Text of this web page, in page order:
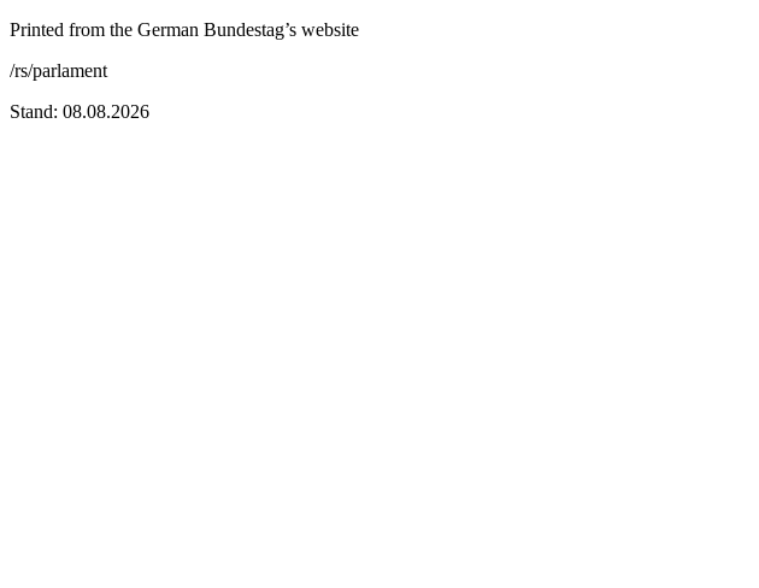
Printed from the German Bundestag’s website
/rs/parlament
Stand: 08.08.2026